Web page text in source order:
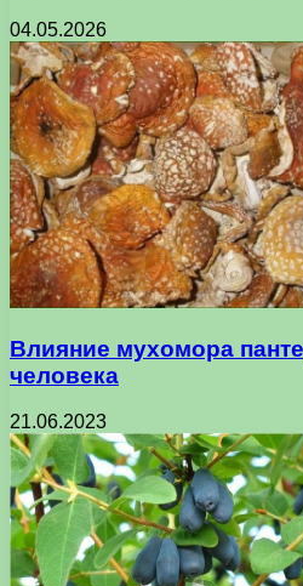
04.05.2026
Влияние мухомора
человека
21.06.2023